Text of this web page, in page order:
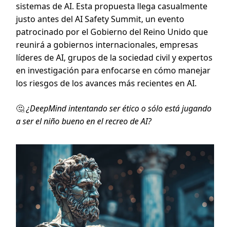
sistemas de AI. Esta propuesta llega casualmente
justo antes del AI Safety Summit, un evento
patrocinado por el Gobierno del Reino Unido que
reunirá a gobiernos internacionales, empresas
líderes de AI, grupos de la sociedad civil y expertos
en investigación para enfocarse en cómo manejar
los riesgos de los avances más recientes en AI.
🤔¿DeepMind intentando ser ético o sólo está jugando
a ser el niño bueno en el recreo de AI?